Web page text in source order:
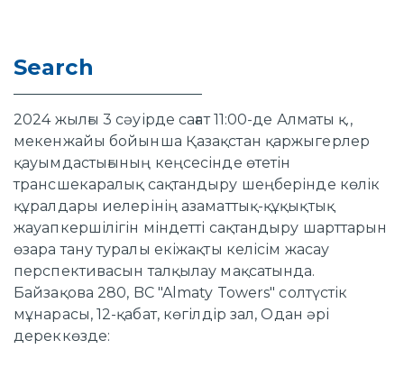
Search
2024 жылғы 3 сәуірде сағат 11:00-де Алматы қ.,
мекенжайы бойынша Қазақстан қаржыгерлер
қауымдастығының кеңсесінде өтетін
трансшекаралық сақтандыру шеңберінде көлік
құралдары иелерінің азаматтық-құқықтық
жауапкершілігін міндетті сақтандыру шарттарын
өзара тану туралы екіжақты келісім жасау
перспективасын талқылау мақсатында.
Байзақова 280, BC "Almaty Towers" солтүстік
мұнарасы, 12-қабат, көгілдір зал, Одан әрі
дереккөзде: